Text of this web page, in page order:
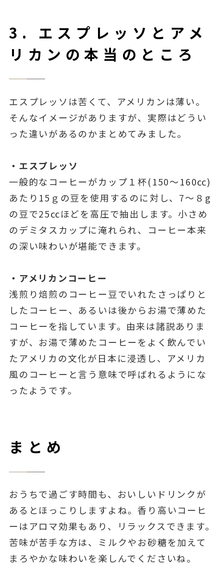
3. エスプレッソとアメ
リカンの本当のところ
エスプレッソは苦くて、アメリカンは薄い。
そんなイメージがありますが、実際はどうい
った違いがあるのかまとめてみました。
・エスプレッソ
一般的なコーヒーがカップ１杯(150～160㏄)
あたり15ｇの豆を使用するのに対し、7～８g
の豆で25㏄ほどを高圧で抽出します。小さめ
のデミタスカップに淹れられ、コーヒー本来
の深い味わいが堪能できます。
・アメリカンコーヒー
浅煎り焙煎のコーヒー豆でいれたさっぱりと
したコーヒー、あるいは後からお湯で薄めた
コーヒーを指しています。由来は諸説ありま
すが、お湯で薄めたコーヒーをよく飲んでい
たアメリカの文化が日本に浸透し、アメリカ
風のコーヒーと言う意味で呼ばれるようにな
ったようです。
まとめ
おうちで過ごす時間も、おいしいドリンクが
あるとほっこりしますよね。香り高いコーヒ
ーはアロマ効果もあり、リラックスできます。
苦味が苦手な方は、ミルクやお砂糖を加えて
まろやかな味わいを楽しんでくださいね。